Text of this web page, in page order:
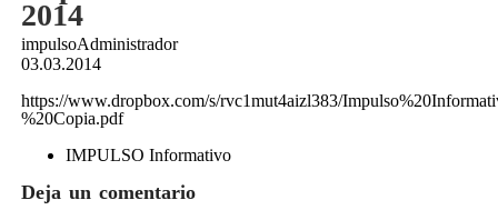
2014
impulsoAdministrador
03.03.2014
https://www.dropbox.com/s/rvc1mut4aizl383/
%20Copia.pdf
IMPULSO Informativo
Deja un comentario